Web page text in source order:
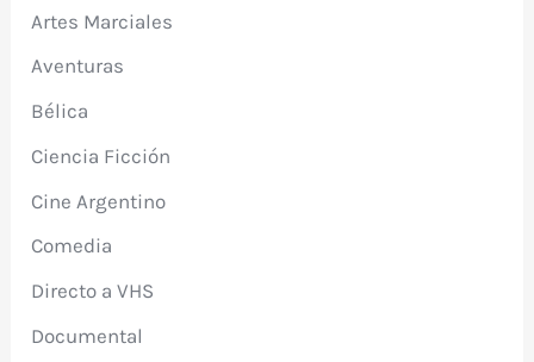
Artes Marciales
Aventuras
Bélica
Ciencia Ficción
Cine Argentino
Comedia
Directo a VHS
Documental